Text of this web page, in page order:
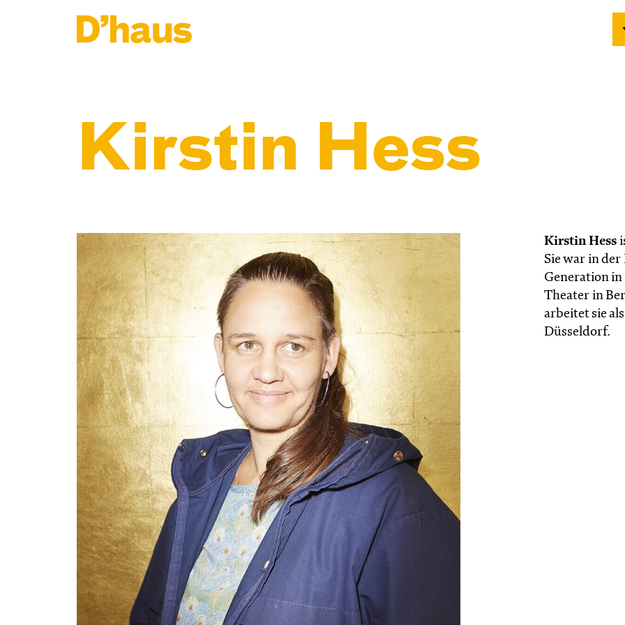
Kirstin Hess
Kirstin Hess
Sie war in der
Generation in
Theater in
arbeitet sie
Düsseldorf.